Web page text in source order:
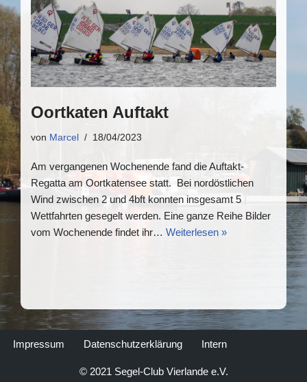
Oortkaten Auftakt
von Marcel 18/04/2023
Am vergangenen Wochenende fand die Auftakt-
Regatta am Oortkatensee statt. Bei nordöstlichen
Wind zwischen 2 und 4bft konnten insgesamt 5
Wettfahrten gesegelt werden. Eine ganze Reihe Bilder
vom Wochenende findet ihr… Weiterlesen »
Impressum Datenschutzerklärung Intern
© 2021 Segel-Club Vierlande e.V.